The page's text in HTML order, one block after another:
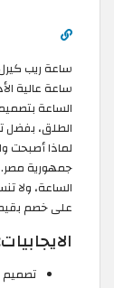
ساعة عالية
الساعة
الطلق، بفضل
لماذا أصبحت
جمهورية
على خصم بقيمة 20% حتى 50
تصميم